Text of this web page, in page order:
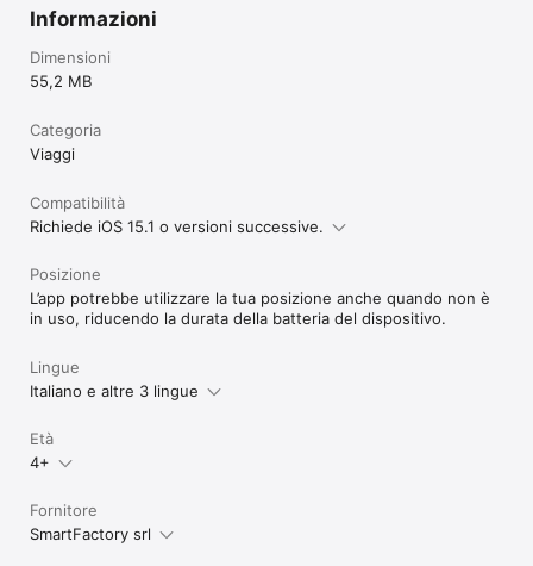
Informazioni
Dimensioni
55,2 MB
Categoria
Viaggi
Compatibilità
Richiede iOS 15.1 o versioni successive.
Posizione
L’app potrebbe utilizzare la tua posizione anche quando non è
in uso, riducendo la durata della batteria del dispositivo.
Lingue
Italiano e altre 3 lingue
Età
4+
Fornitore
SmartFactory srl